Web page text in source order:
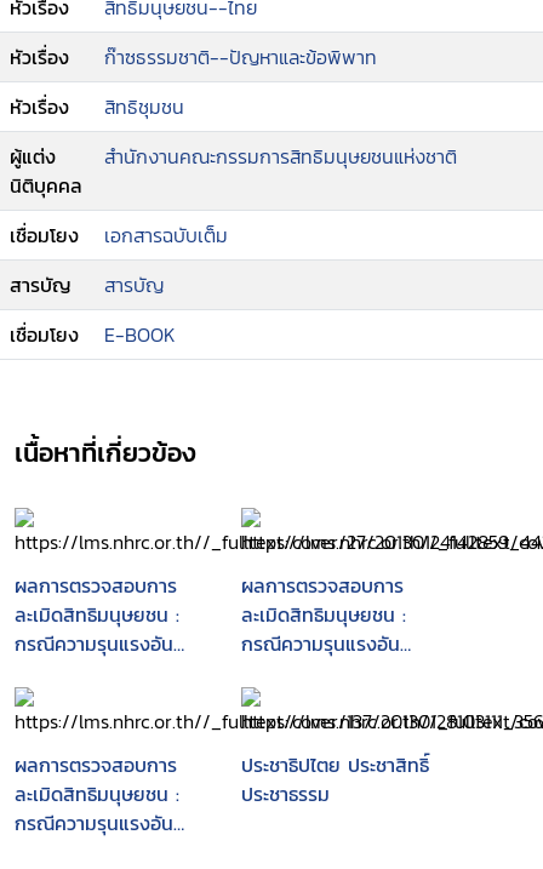
หัวเรื่อง
สิทธิมนุษยชน--ไทย
หัวเรื่อง
ก๊าซธรรมชาติ--ปัญหาและข้อพิพาท
หัวเรื่อง
สิทธิชุมชน
ผู้แต่ง
นิติบุคคล
สำนักงานคณะกรรมการสิทธิมนุษยชนแห่งชาติ
เชื่อมโยง
เอกสารฉบับเต็ม
สารบัญ
สารบัญ
เชื่อมโยง
E-BOOK
เนื้อหาที่เกี่ยวข้อง
ผลการตรวจสอบการ
ละเมิดสิทธิมนุษยชน :
กรณีความรุนแรงอัน
ก๊าซไทย-มาเลเซีย
ผลการตรวจสอบการ
ละเมิดสิทธิมนุษยชน :
กรณีความรุนแรงอัน
ก๊าซไทย-มาเลเซีย
ผลการตรวจสอบการ
ละเมิดสิทธิมนุษยชน :
กรณีความรุนแรงอัน
ประชาธิปไตย ประชาสิทธิ์
ประชาธรรม